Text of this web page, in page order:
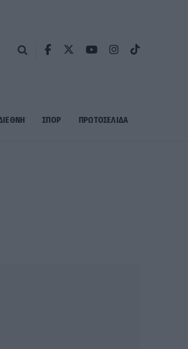
ΣΠΟΡ ΠΡΩΤΟΣΈΛΙΔΑ